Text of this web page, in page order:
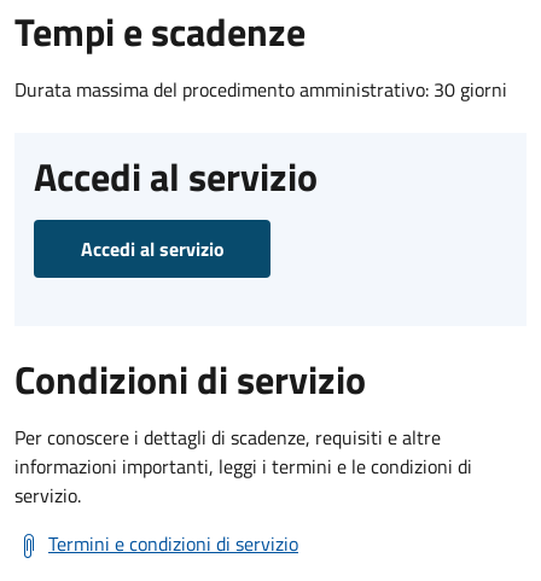
Tempi e scadenze
Durata massima del procedimento amministrativo: 30 giorni
Accedi al servizio
Accedi al servizio
Condizioni di servizio
Per conoscere i dettagli di scadenze, requisiti e altre
informazioni importanti, leggi i termini e le condizioni di
servizio.
Termini e condizioni di servizio